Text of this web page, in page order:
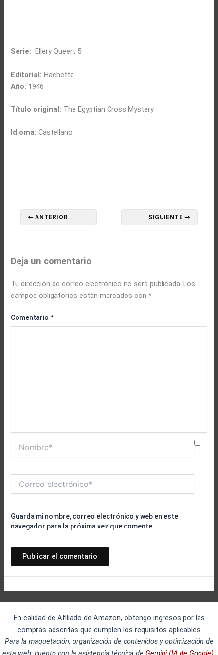
Serie: Ellery Queen; 5
Editorial: Hachette
Año: 1946
Título original: The Egyptian Cross Mystery
Idioma: Castellano
ANTERIOR SIGUIENTE
Deja un comentario
Tu dirección de correo electrónico no será publicada. Los
campos obligatorios están marcados con*
Comentario*
electrónico*
Guarda mi nombre, correo electrónico y web en este
navegador para la próxima vez que comente.
En calidad de Afiliado de Amazon, obtengo ingresos por las
compras adscritas que cumplen los requisitos aplicables
Para la maquetación, organización de contenidos y optimización de
esta web, cuento con la asistencia técnica de Gemini (IA de Google).